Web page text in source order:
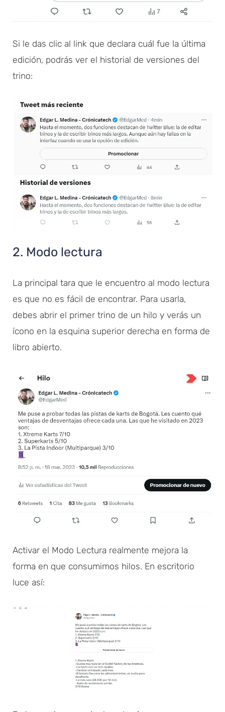
Si le das clic al link que declara cuál fue la última
edición, podrás ver el historial de versiones del
trino:
2. Modo lectura
La principal tara que le encuentro al modo lectura
es que no es fácil de encontrar. Para usarla,
debes abrir el primer trino de un hilo y verás un
ícono en la esquina superior derecha en forma de
libro abierto.
Activar el Modo Lectura realmente mejora la
forma en que consumimos hilos. En escritorio
luce así: